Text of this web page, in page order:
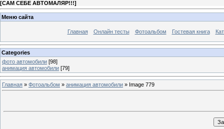
[САМ СЕБЕ АВТОМАЛЯР!!!]
Меню сайта
Главная Онлайн тесты Фотоальбом Гостевая книга
Categories
фото автомобили [98]
анимация автомобили [79]
Главная » Фотоальбом » анимация автомобили » Image 779